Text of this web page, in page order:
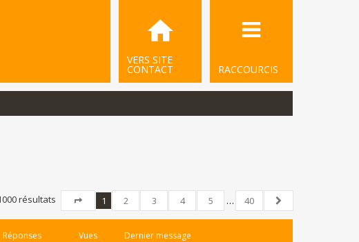
RACCOURCIS
VERS SITE
CONTACT
résultats
Page
sur40
1 2 3 4 5 …
40
Suivant
Réponses Vues Dernier message